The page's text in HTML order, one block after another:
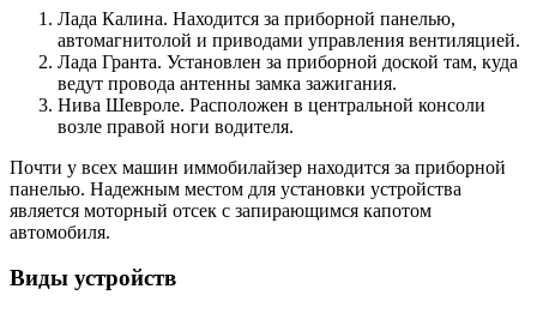
Лада Калина. Находится за приборной панелью,
автомагнитолой и приводами управления вентиляцией.
Лада Гранта. Установлен за приборной доской там, куда
ведут провода антенны замка зажигания.
Нива Шевроле. Расположен в центральной консоли
возле правой ноги водителя.
Почти у всех машин иммобилайзер находится за приборной
панелью. Надежным местом для установки устройства
является моторный отсек с запирающимся капотом
автомобиля.
Виды устройств